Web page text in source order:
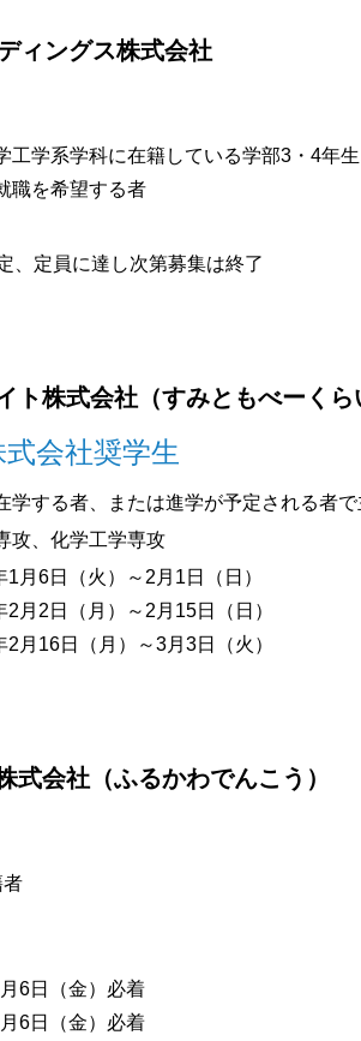
ィングス株式会社
工学系学科に在籍している学部3・4年
職を希望する者
、定員に達し次第募集は終了
ト株式会社（すみともべーくら
会社奨学生
学する者、または進学が予定される者
攻、化学工学専攻
月6日（火）～2月1日（日）
月2日（月）～2月15日（日）
16日（月）～3月3日（火）
式会社（ふるかわでんこう）
6日（金）必着
6日（金）必着